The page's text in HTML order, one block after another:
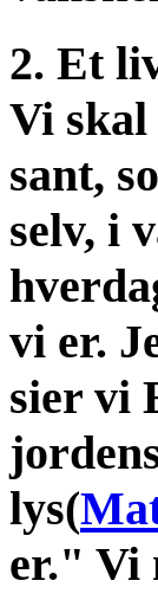
2. Et
Vi skal
sant,
selv, i
vi er.
sier vi
lys(
er." Vi